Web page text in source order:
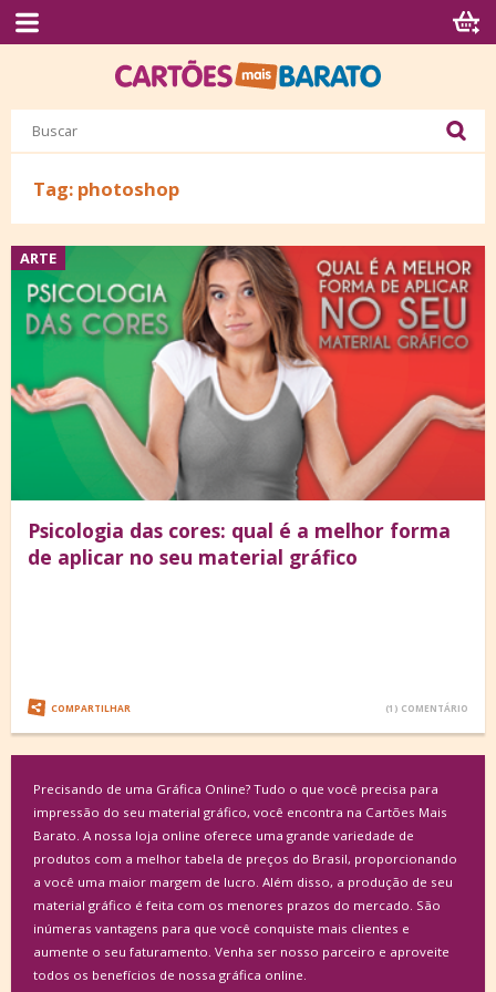
Tag: photoshop
ARTE
Psicologia das cores: qual é a melhor forma
de aplicar no seu material gráfico
COMPARTILHAR (1) COMENTÁRIO
Precisando de uma Gráfica Online? Tudo o que você precisa para
impressão do seu material gráfico, você encontra na Cartões Mais
Barato. A nossa loja online oferece uma grande variedade de
produtos com a melhor tabela de preços do Brasil, proporcionando
a você uma maior margem de lucro. Além disso, a produção de seu
material gráfico é feita com os menores prazos do mercado. São
inúmeras vantagens para que você conquiste mais clientes e
aumente o seu faturamento. Venha ser nosso parceiro e aproveite
todos os benefícios de nossa gráfica online.